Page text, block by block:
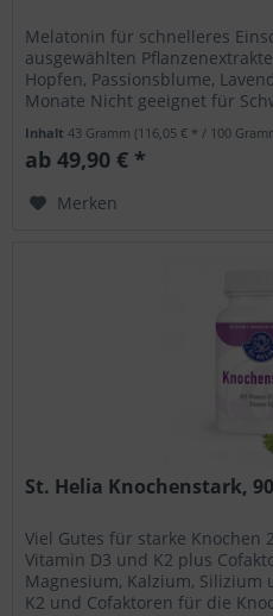
Melatonin für schnelleres
ausgewählten
Hopfen, Passionsblume,
Monate Nicht geeignet für
Inhalt43 Gramm(116,05 € * / 100
ab 49,90 € *
Merken
St. Helia Knochenstark,
Viel Gutes für starke Knochen
Vitamin D3 und K2 plus
Magnesium, Kalzium, Silizium
K2 und Cofaktoren für die